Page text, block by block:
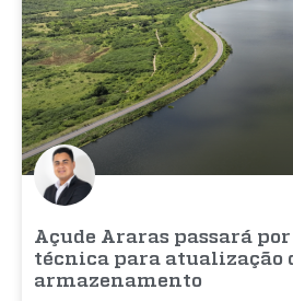
Açude Araras passará
técnica para atualização
armazenamento